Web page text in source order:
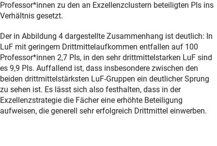
Professor*innen zu den an Exzellenzclustern beteiligten PIs ins
Verhältnis gesetzt.
Der in Abbildung 4 dargestellte Zusammenhang ist deutlich: In
LuF mit geringem Drittmittelaufkommen entfallen auf 100
Professor*innen 2,7 PIs, in den sehr drittmittelstarken LuF sind
es 9,9 PIs. Auffallend ist, dass insbesondere zwischen den
beiden drittmittelstärksten LuF-Gruppen ein deutlicher Sprung
zu sehen ist. Es lässt sich also festhalten, dass in der
Exzellenzstrategie die Fächer eine erhöhte Beteiligung
aufweisen, die generell sehr erfolgreich Drittmittel einwerben.